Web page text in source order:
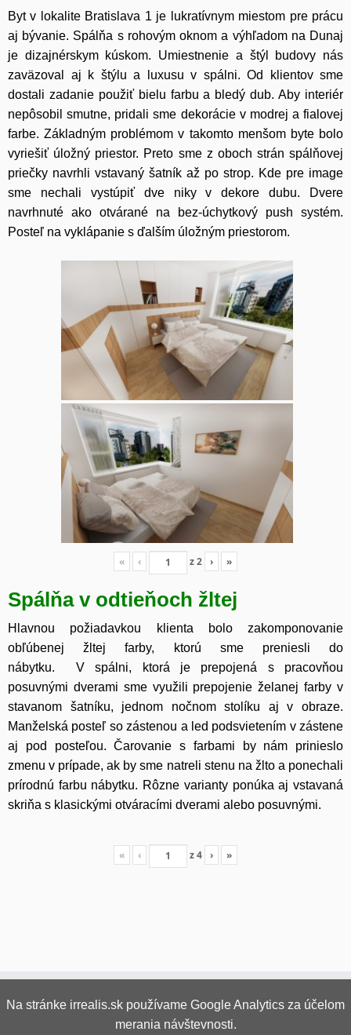
Byt v lokalite Bratislava 1 je lukratívnym miestom pre prácu
aj bývanie. Spálňa s rohovým oknom a výhľadom na Dunaj
je dizajnérskym kúskom. Umiestnenie a štýl budovy nás
zaväzoval aj k štýlu a luxusu v spálni. Od klientov sme
dostali zadanie použiť bielu farbu a bledý dub. Aby interiér
nepôsobil smutne, pridali sme dekorácie v modrej a fialovej
farbe. Základným problémom v takomto menšom byte bolo
vyriešiť úložný priestor. Preto sme z oboch strán spálňovej
priečky navrhli vstavaný šatník až po strop. Kde pre image
sme nechali vystúpiť dve niky v dekore dubu. Dvere
navrhnuté ako otvárané na bez-úchytkový push systém.
Posteľ na vyklápanie s ďalším úložným priestorom.
« ‹ z2 › »
Spálňa v odtieňoch žltej
Hlavnou požiadavkou klienta bolo zakomponovanie
obľúbenej žltej farby, ktorú sme preniesli do
nábytku. V spálni, ktorá je prepojená s pracovňou
posuvnými dverami sme využili prepojenie želanej farby v
stavanom šatníku, jednom nočnom stolíku aj v obraze.
Manželská posteľ so zástenou a led podsvietením v zástene
aj pod posteľou. Čarovanie s farbami by nám prinieslo
zmenu v prípade, ak by sme natreli stenu na žlto a ponechali
prírodnú farbu nábytku. Rôzne varianty ponúka aj vstavaná
skriňa s klasickými otváracími dverami alebo posuvnými.
« ‹ z4 › »
Na stránke irrealis.sk používame Google Analytics za účelom
merania návštevnosti.